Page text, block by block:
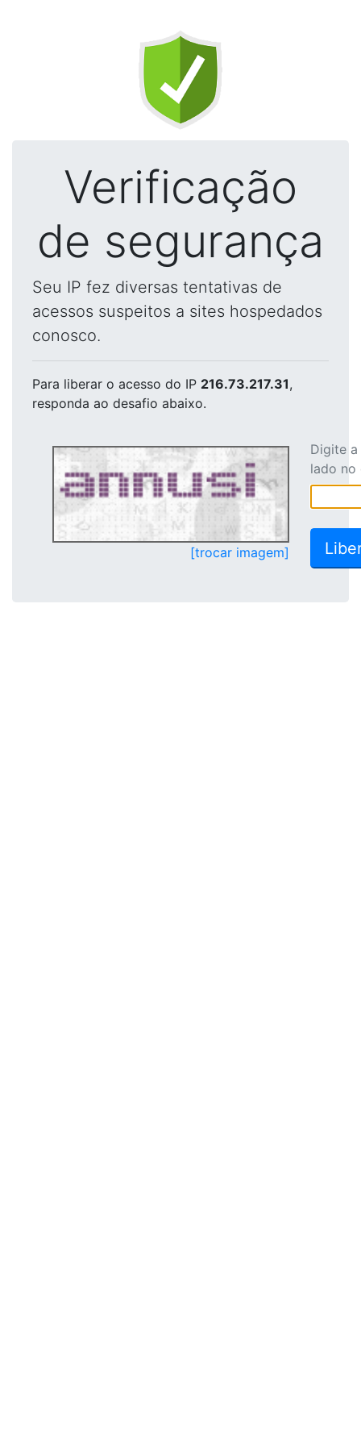
Verificação
de segurança
Seu IP fez diversas tentativas de
acessos suspeitos a sites hospedados
conosco.
Para liberar o acesso do IP 216.73.217.31,
responda ao desafio abaixo.
[trocar imagem]
Digite
lado no